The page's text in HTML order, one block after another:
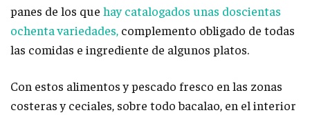
panes de los que hay catalogados unas doscientas
ochenta variedades, complemento obligado de todas
las comidas e ingrediente de algunos platos.
Con estos alimentos y pescado fresco en las zonas
costeras y ceciales, sobre todo bacalao, en el interior